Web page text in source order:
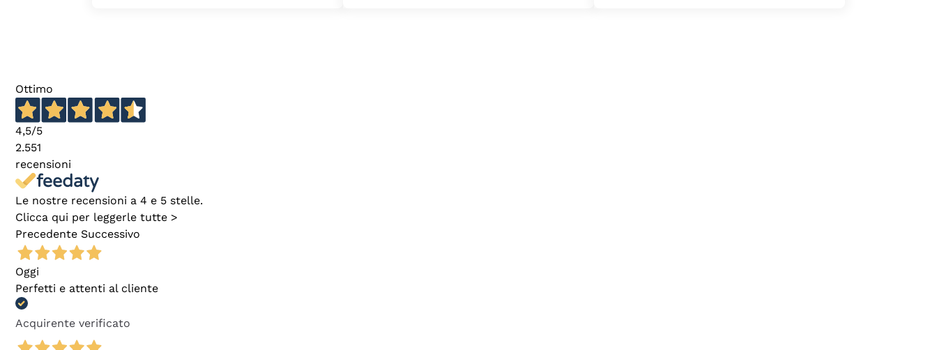
Ottimo
4,5/5
2.551
recensioni
Le nostre recensioni a 4 e 5 stelle.
Clicca qui per leggerle tutte >
Precedente Successivo
Oggi
Perfetti e attenti al cliente
Acquirente verificato